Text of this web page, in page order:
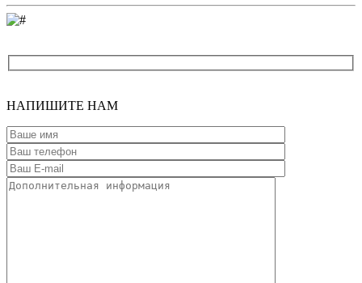
Введите адрес
НАПИШИТЕ НАМ